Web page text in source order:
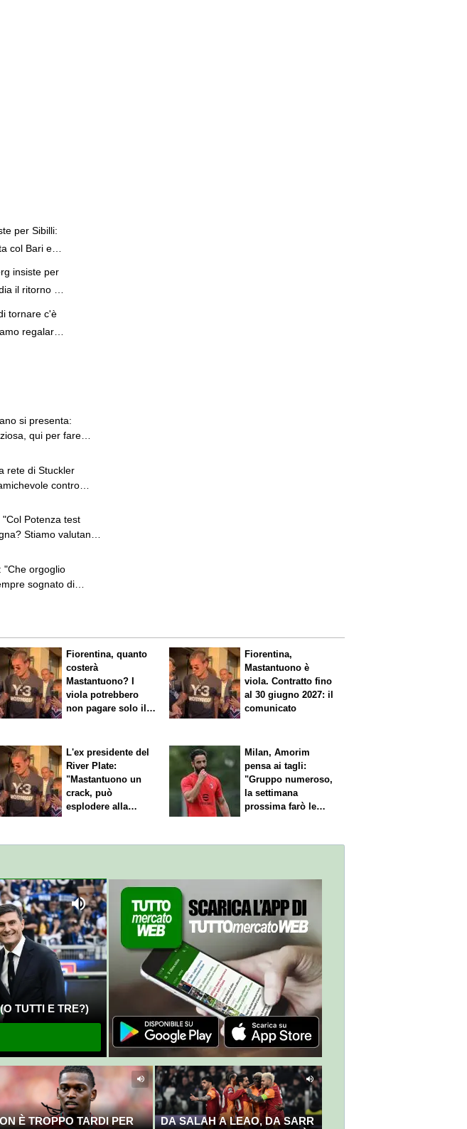
per Sibilli:
col Bari e
insiste per
il ritorno di
tornare c'è
regalare
si presenta:
qui per fare
rete di Stuckler
contro
"Col Potenza test
Stiamo valutando
"Che orgoglio
sognato di
Fiorentina, quanto
costerà
Mastantuono? I
viola potrebbero
non pagare solo il
Fiorentina,
Mastantuono è
viola. Contratto fino
al 30 giugno 2027: il
comunicato
L'ex presidente del
River Plate:
"Mastantuono un
crack, può
esplodere alla
Milan, Amorim
pensa ai tagli:
"Gruppo numeroso,
la settimana
prossima farò le
TUTTI E TRE?)
È TROPPO TARDI PER
DA SALAH A LEAO, DA SARR